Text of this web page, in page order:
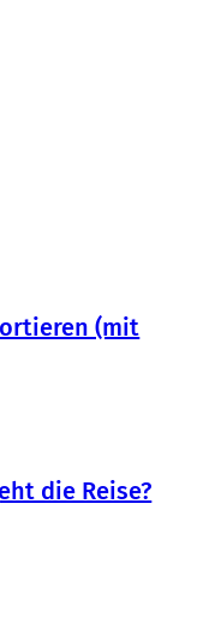
(mit
die Reise?